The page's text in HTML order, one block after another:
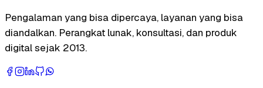
Pengalaman yang bisa dipercaya, layanan yang bisa
diandalkan. Perangkat lunak, konsultasi, dan produk
digital sejak 2013.